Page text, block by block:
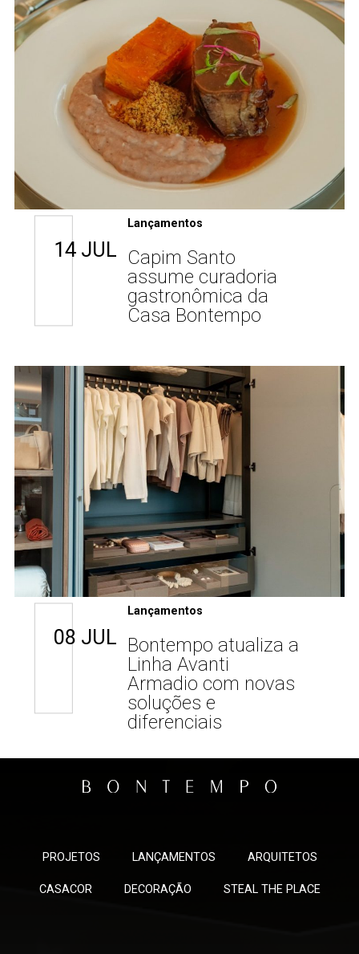
14 JUL
Lançamentos
Capim Santo
assume curadoria
gastronômica da
Casa Bontempo
08 JUL
Lançamentos
Bontempo atualiza a
Linha Avanti
Armadio com novas
soluções e
diferenciais
PROJETOS LANÇAMENTOS ARQUITETOS
CASACOR DECORAÇÃO STEAL THE PLACE